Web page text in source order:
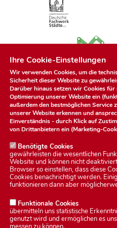
Ihre Cookie-Einstellungen
Wir verwenden Cookies, um die
Sicherheit dieser Website zu
Darüber hinaus setzen wir Cookies
Optimierung unserer Website ein
außerdem den bestmöglichen Service
unserer Website erkennen und
Einverständnis - durch Klick auf
von Drittanbietern ein (Marketing-
Benötigte Cookies
gewährleisten die wesentlichen
Website und können nicht
Browser so einstellen, dass diese
Cookies benachrichtigt werden.
funktionieren dann aber
Funktionale Cookies
übermitteln uns statistische
genutzt wird und ermöglichen es